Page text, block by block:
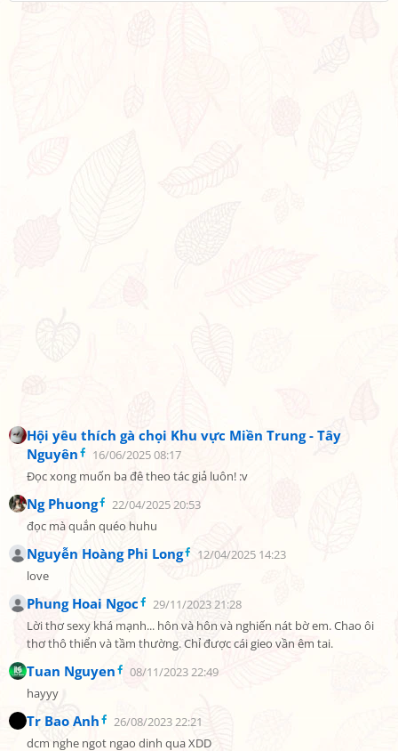
Hội yêu thích gà chọi Khu vực Miền Trung - Tây
Nguyên
16/06/2025 08:17
Đọc xong muốn ba đê theo tác giả luôn! :v
Ng Phuong
22/04/2025 20:53
đọc mà quắn quéo huhu
Nguyễn Hoàng Phi Long
12/04/2025 14:23
love
Phung Hoai Ngoc
29/11/2023 21:28
Lời thơ sexy khá mạnh... hôn và hôn và nghiến nát bờ em. Chao ôi
thơ thô thiển và tầm thường. Chỉ được cái gieo vần êm tai.
Tuan Nguyen
08/11/2023 22:49
hayyy
Tr Bao Anh
26/08/2023 22:21
dcm nghe ngot ngao dinh qua XDD